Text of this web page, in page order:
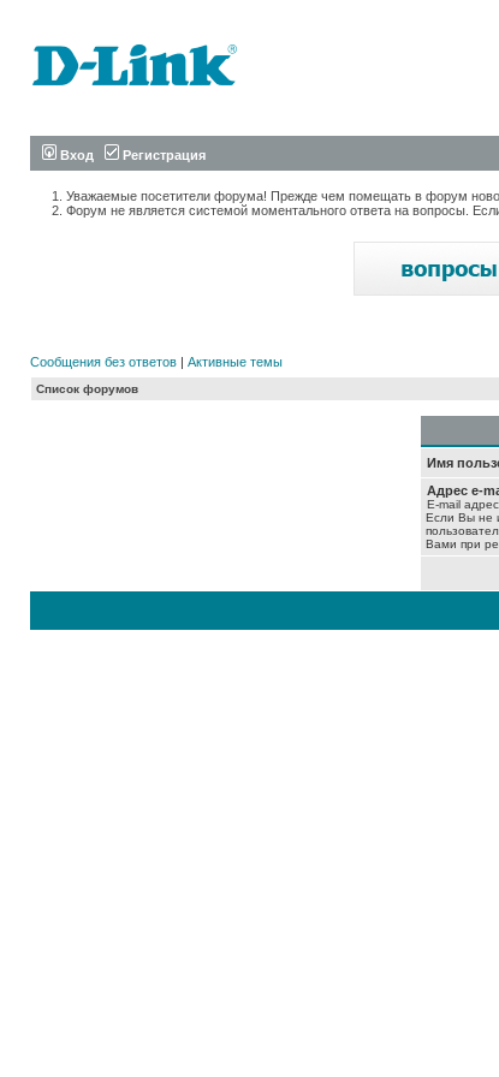
Вход Регистрация
Уважаемые посетители форума! Прежде чем помещать в форум
Форум не является системой моментального ответа на вопросы.
Сообщения без ответов | Активные темы
Список форумов
Имя
Адрес e-
E-mail
Если Вы не
Вами при